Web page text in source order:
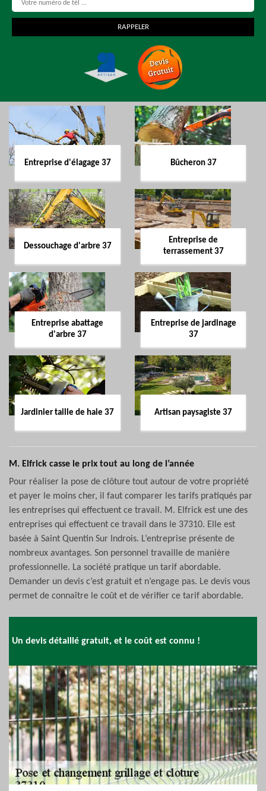
Entreprise d'élagage 37 Bûcheron 37
Dessouchage d'arbre 37
Entreprise de
terrassement 37
Entreprise abattage
d'arbre 37
Entreprise de jardinage
37
Jardinier taille de haie 37 Artisan paysagiste 37
M. Elfrick casse le prix tout au long de l’année
Pour réaliser la pose de clôture tout autour de votre propriété
et payer le moins cher, il faut comparer les tarifs pratiqués par
les entreprises qui effectuent ce travail. M. Elfrick est une des
entreprises qui effectuent ce travail dans le 37310. Elle est
basée à Saint Quentin Sur Indrois. L’entreprise présente de
nombreux avantages. Son personnel travaille de manière
professionnelle. La société pratique un tarif abordable.
Demander un devis c’est gratuit et n’engage pas. Le devis vous
permet de connaître le coût et de vérifier ce tarif abordable.
Un devis détaillé gratuit, et le coût est connu !